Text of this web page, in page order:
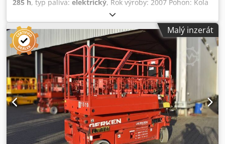
285 h, typ paliva: elektrický, Rok výroby: 2007 Pohon: Kola
Celková hmotnost (zGG): 1 950 kg Rozměry (D x Š x V): 249 x
120 x 200 cm Pracovní výška: 825 cm Technický stav: dobrý
Vizuální stav: dobrý Pro více informací kontaktujte Tona.
Výrobce: Haulotte Typ: Compact 8W Rok výroby: 2007
Hmotnost: 1 950 kg Provozní hodiny: 285 Pohon: Elektrický
Číslo produktu: 23097 Výška plošiny: 6,25 metru Pracovní
výška: 8,25 metru Rozměry plošiny: 231 x 120 cm Chodpjy S
Uhmsfx Agnoa Výsuvná plošina: 92 cm Celkové rozměry (D
x Š x V): 249 x 120 x 200 cm Max. nosnost plošiny: 450 kg
Stroj je technicky v dobrém stavu. Vybaveno dobrými
bateriemi Včetně dokumentace a CE. Cena: € 2.950,-- bez
DPH, k odběru v našem skladu v Hedel, Nizozemsko.
Doprava možná za příplatek. Klíčová slova: Nůžková
Malý inzerát